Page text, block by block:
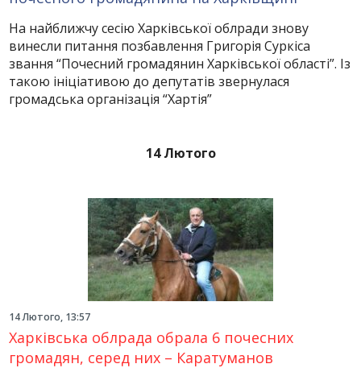
На найближчу сесію Харківської облради знову
винесли питання позбавлення Григорія Суркіса
звання “Почесний громадянин Харківської області”. Із
такою ініціативою до депутатів звернулася
громадська організація “Хартія”
14 Лютого
14 Лютого, 13:57
Харківська облрада обрала 6 почесних
громадян, серед них – Каратуманов